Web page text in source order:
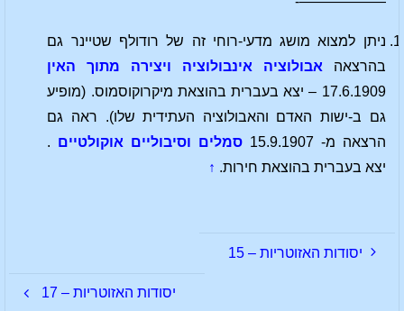
ניתן למצוא מושג מדעי-רוחי זה של רודולף שטיינר גם
בהרצאה אבולוציה אינבולוציה ויצירה מתוך האין
17.6.1909 – יצא בעברית בהוצאת מיקרוקוסמוס. (מופיע
גם ב-ישות האדם והאבולוציה העתידית שלו). ראה גם
הרצאה מ- 15.9.1907
סמלים וסיבוליים אוקולטיים .
יצא בעברית בהוצאת חירות. ↑
יסודות האזוטריות – 15
יסודות האזוטריות – 17